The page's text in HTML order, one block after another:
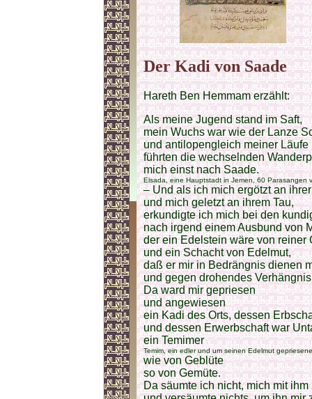
Der Kadi von Saade
Hareth Ben Hemmam erzählt:
Als meine Jugend stand im Saft,
mein Wuchs war wie der Lanze
und antilopengleich meiner Läufe
führten die wechselnden
mich einst nach Saade.
Elsada, eine Hauptstadt in Jemen, 60 Parasangen
– Und als ich mich ergötzt an
und mich geletzt an ihrem Tau,
erkundigte ich mich bei den
nach irgend einem Ausbund von
der ein Edelstein wäre von reiner
und ein Schacht von Edelmut,
daß er mir in Bedrängnis dienen
und gegen drohendes
Da ward mir gepriesen
und angewiesen
ein Kadi des Orts, dessen
und dessen Erwerbschaft war
ein Temimer
Temim, ein edler und um seinen Edelmut
wie von Geblüte
so von Gemüte.
Da säumte ich nicht, mich mit